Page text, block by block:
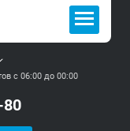
с 06:00 до 00:00
80